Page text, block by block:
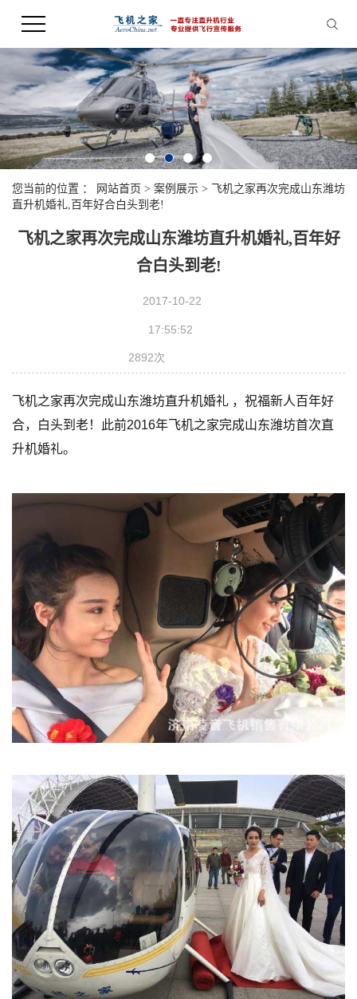
您当前的位置 ： 网站首页 > 案例展示 > 飞机之家再次完成山东潍坊
直升机婚礼,百年好合白头到老!
飞机之家再次完成山东潍坊直升机婚礼,百年好
合白头到老!
2017-10-22
17:55:52
2892次
飞机之家再次完成山东潍坊直升机婚礼 ，祝福新人百年好
合，白头到老！此前2016年飞机之家完成山东潍坊首次直
升机婚礼。